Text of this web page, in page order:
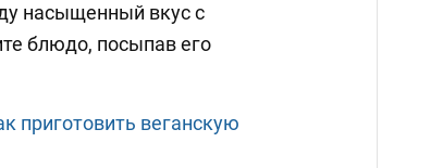
насыщенный вкус с
блюдо, посыпав его
приготовить веганскую